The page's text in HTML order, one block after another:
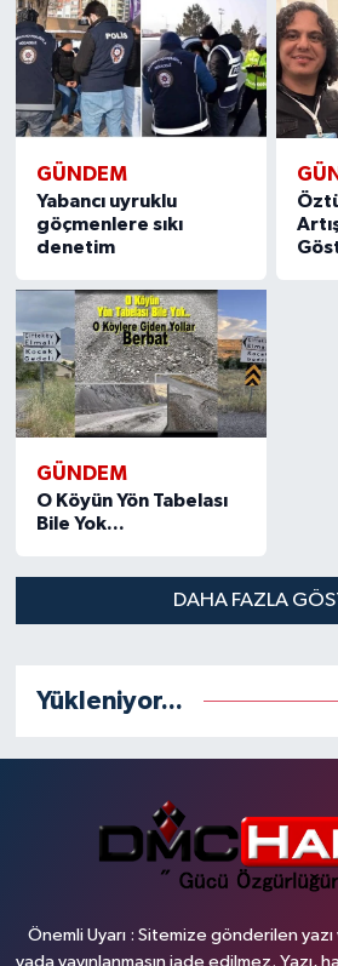
GÜNDEM
Yabancı uyruklu
göçmenlere sıkı
denetim
GÜNDEM
O Köyün Yön Tabelası
Bile Yok...
DAHA FAZLA
Yükleniyor...
Önemli Uyarı : Sitemize gönderilen yazı
yada yayınlanmasın iade edilmez. Yazı,